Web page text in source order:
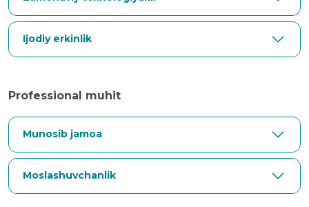
Ijodiy erkinlik
Professional muhit
Munosib jamoa
Moslashuvchanlik